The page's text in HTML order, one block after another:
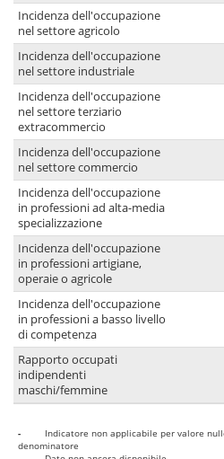
Incidenza dell'occupazione
nel settore agricolo
Incidenza dell'occupazione
nel settore industriale
Incidenza dell'occupazione
nel settore terziario
extracommercio
Incidenza dell'occupazione
nel settore commercio
Incidenza dell'occupazione
in professioni ad alta-media
specializzazione
Incidenza dell'occupazione
in professioni artigiane,
operaie o agricole
Incidenza dell'occupazione
in professioni a basso livello
di competenza
Rapporto occupati
indipendenti
maschi/femmine
-
Indicatore non applicabile per valore
denominatore